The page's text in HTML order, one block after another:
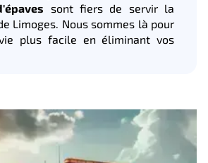
sont fiers de servir la
Limoges. Nous sommes là pour
plus facile en éliminant vos